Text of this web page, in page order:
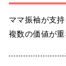
ママ振袖が支
複数の価値が重